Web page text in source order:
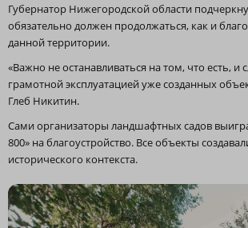
Губернатор Нижегородской области
обязательно должен продолжаться, как и
данной территории.
«Важно не останавливаться на том, что есть, и
грамотной эксплуатацией уже созданных
Глеб Никитин.
Сами организаторы ландшафтных садов
800» на благоустройство. Все объекты
исторического контекста.